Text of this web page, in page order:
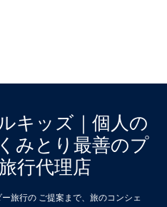
キッズ｜個人の
みとり最善のプ
行代理店
旅行の ご提案まで、旅のコンシェ